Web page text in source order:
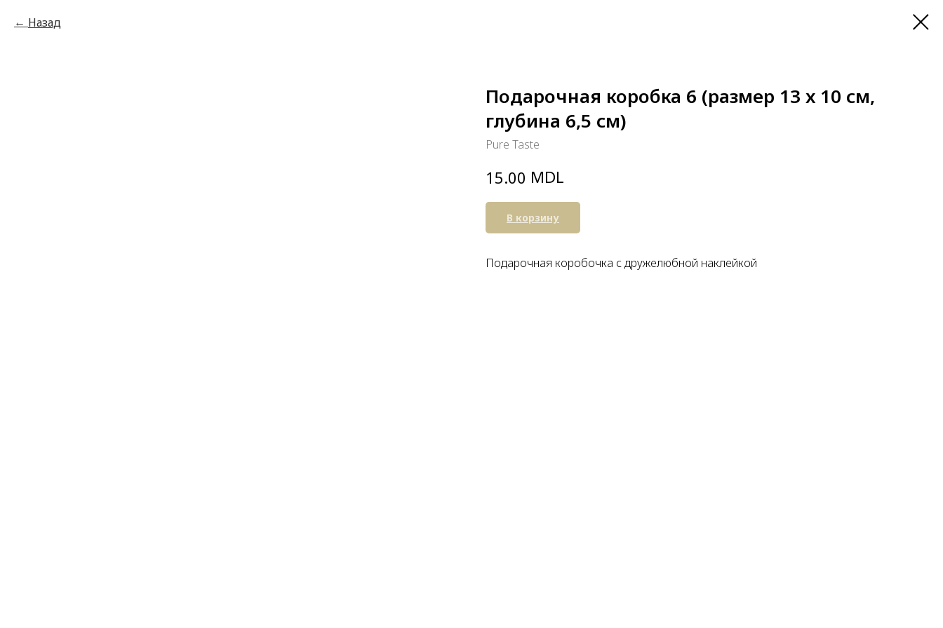
Назад
Подарочная коробка 6 (размер 13 х 10 см,
глубина 6,5 см)
Pure Taste
15.00 MDL
В корзину
Подарочная коробочка с дружелюбной наклейкой